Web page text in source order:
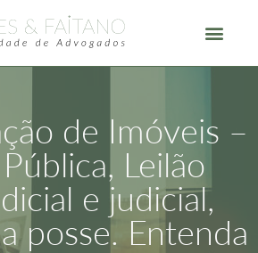
de Imóveis –
Leilão
e judicial,
posse. Entenda